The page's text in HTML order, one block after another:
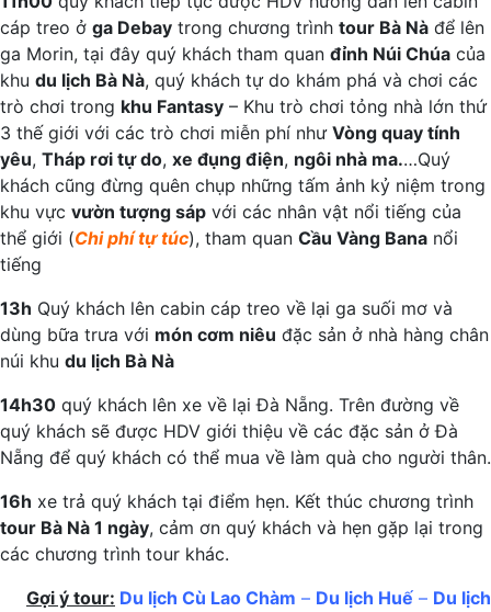
cáp treo ở ga Debay trong chương trình tour Bà Nà để lên
ga Morin, tại đây quý khách tham quan đỉnh Núi Chúa của
khu du lịch Bà Nà, quý khách tự do khám phá và chơi các
trò chơi trong khu Fantasy – Khu trò chơi tỏng nhà lớn thứ
3 thế giới với các trò chơi miễn phí như Vòng quay tính
yêu, Tháp rơi tự do, xe đụng điện, ngôi nhà ma.…Quý
khách cũng đừng quên chụp những tấm ảnh kỷ niệm trong
khu vực vườn tượng sáp với các nhân vật nổi tiếng của
thể giới (Chi phí tự túc), tham quan Cầu Vàng Bana nổi
tiếng
13h Quý khách lên cabin cáp treo về lại ga suối mơ và
dùng bữa trưa với món cơm niêu đặc sản ở nhà hàng chân
núi khu du lịch Bà Nà
14h30 quý khách lên xe về lại Đà Nẵng. Trên đường về
quý khách sẽ được HDV giới thiệu về các đặc sản ở Đà
Nẵng để quý khách có thể mua về làm quà cho người thân.
16h xe trả quý khách tại điểm hẹn. Kết thúc chương trình
tour Bà Nà 1 ngày, cảm ơn quý khách và hẹn gặp lại trong
các chương trình tour khác.
Gợi ý tour: Du lịch Cù Lao Chàm – Du lịch Huế – Du lịch